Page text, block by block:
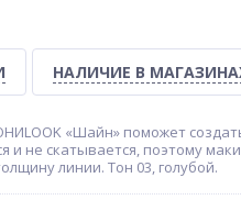
НАЛИЧИЕ В
«Шайн» поможет
и не скатывается, поэтому
линии. Тон 03, голубой.